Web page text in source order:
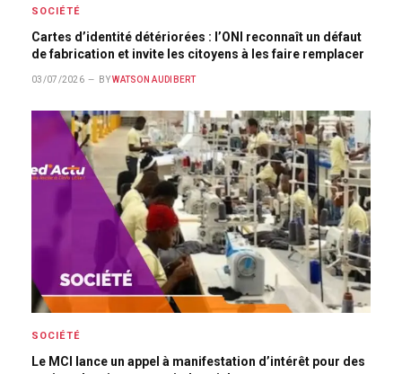
SOCIÉTÉ
Cartes d’identité détériorées : l’ONI reconnaît un défaut
de fabrication et invite les citoyens à les faire remplacer
03/07/2026 BY WATSON AUDIBERT
SOCIÉTÉ
Le MCI lance un appel à manifestation d’intérêt pour des